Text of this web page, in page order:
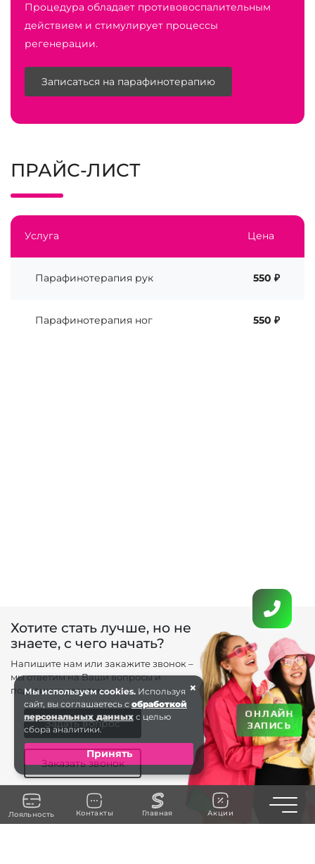
Лояльность Контакты Главная Акции
Процедура обладает противовоспалительным
действием и стимулирует процессы
регенерации.
Записаться на парафинотерапию
ПРАЙС-ЛИСТ
Услуга Цена
Парафинотерапия рук 550 ₽
Парафинотерапия ног 550 ₽
Хотите стать лучше, но не
знаете, с чего начать?
Напишите нам или закажите звонок –
мы ответим на Ваши вопросы и
поделимся советом.
Задать вопрос
Заказать звонок
×
Мы используем cookies. Используя
сайт, вы соглашаетесь с обработкой
персональных данных с целью
сбора аналитики.
Принять
ОНЛАЙН
ЗАПИСЬ